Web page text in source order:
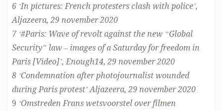
6 ‘In pictures: French protesters clash with police’,
Aljazeera, 29 november 2020
7 ‘#Paris: Wave of revolt against the new “Global
Security” law – images of a Saturday for freedom in
Paris [Video]’, Enough14, 29 november 2020
8 ‘Condemnation after photojournalist wounded
during Paris protest’ Aljazeera, 29 november 2020
9 ‘Omstreden Frans wetsvoorstel over filmen